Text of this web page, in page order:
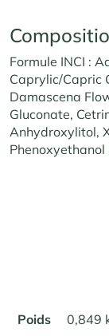
Formule INCI :
Caprylic/Capric
Damascena
Gluconate,
Anhydroxylitol,
Poids 0,849